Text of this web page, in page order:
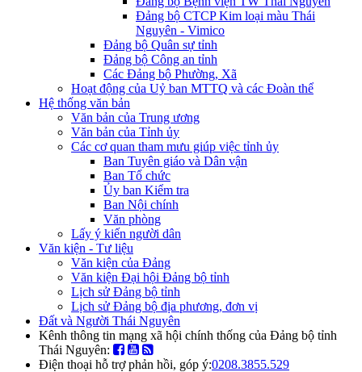
Đảng bộ CTCP Kim loại màu Thái
Nguyên - Vimico
Đảng bộ Quân sự tỉnh
Đảng bộ Công an tỉnh
Các Đảng bộ Phường, Xã
Hoạt động của Uỷ ban MTTQ và các Đoàn thể
Hệ thống văn bản
Văn bản của Trung ương
Văn bản của Tỉnh ủy
Các cơ quan tham mưu giúp việc tỉnh ủy
Ban Tuyên giáo và Dân vận
Ban Tổ chức
Ủy ban Kiểm tra
Ban Nội chính
Văn phòng
Lấy ý kiến người dân
Văn kiện - Tư liệu
Văn kiện của Đảng
Văn kiện Đại hội Đảng bộ tỉnh
Lịch sử Đảng bộ tỉnh
Lịch sử Đảng bộ địa phương, đơn vị
Đất và Người Thái Nguyên
Kênh thông tin mạng xã hội chính thống của Đảng bộ tỉnh
Thái Nguyên:
Điện thoại hỗ trợ phản hồi, góp ý:0208.3855.529